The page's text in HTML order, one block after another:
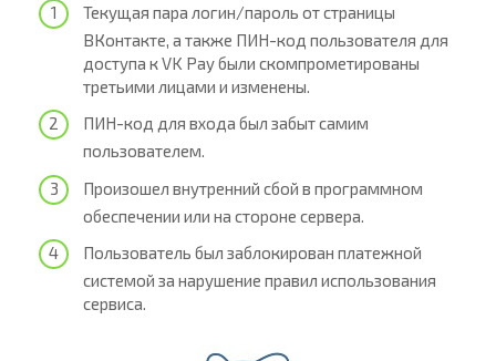
Текущая пара логин/пароль от страницы
ВКонтакте, а также ПИН-код пользователя для
доступа к VK Pay были скомпрометированы
третьими лицами и изменены.
ПИН-код для входа был забыт самим
пользователем.
Произошел внутренний сбой в программном
обеспечении или на стороне сервера.
Пользователь был заблокирован платежной
системой за нарушение правил использования
сервиса.